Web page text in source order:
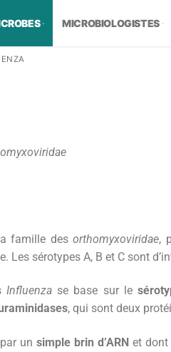
MICROBIOLOGISTES
famille desorthomyxoviridae,
Les sérotypes A, B et C sont
Influenzase base sur le
, qui sont deux
par unsimple brin d’ARN et dont